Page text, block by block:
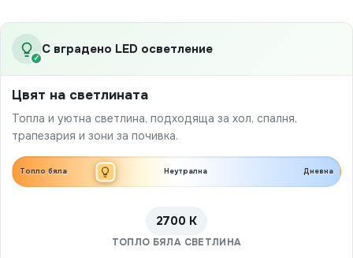
✓
С вградено LED осветление
Цвят на светлината
Топла и уютна светлина, подходяща за хол, спалня,
трапезария и зони за почивка.
Топло бяла Неутрална Дневна
2700 K
ТОПЛО БЯЛА СВЕТЛИНА